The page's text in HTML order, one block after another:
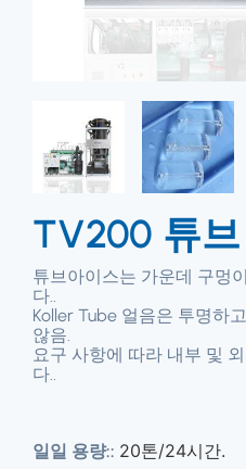
TV200 튜
튜브아이스는 가운데 구멍
다..
Koller Tube 얼음은 투명하
않음.
요구 사항에 따라 내부 및
다..
일일 용량:: 20톤/24시간.